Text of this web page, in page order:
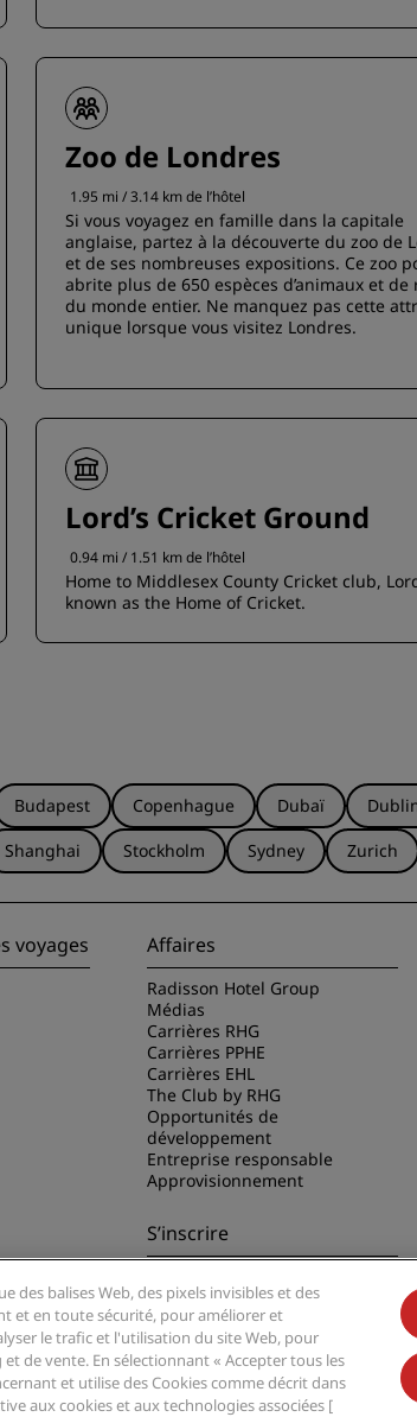
Zoo de Londres
1.95 mi / 3.14 km de l’hôtel
Si vous voyagez en famille dans la capitale
anglaise, partez à la découverte du zoo de
et de ses nombreuses expositions. Ce zoo
abrite plus de 650 espèces d’animaux et de
du monde entier. Ne manquez pas cette
unique lorsque vous visitez Londres.
Lord’s Cricket Ground
0.94 mi / 1.51 km de l’hôtel
Home to Middlesex County Cricket club,
known as the Home of Cricket.
Budapest Copenhague Dubaï
Shanghai Stockholm Sydney Zurich
voyages Affaires
Radisson Hotel Group
Médias
Carrières RHG
Carrières PPHE
Carrières EHL
The Club by RHG
Opportunités de
développement
Entreprise responsable
Approvisionnement
Hotels
S’inscrire
offres les plus populaires
des balises Web, des pixels invisibles et des
et en toute sécurité, pour améliorer et
le trafic et l'utilisation du site Web, pour
de vente. En sélectionnant « Accepter tous les
et utilise des Cookies comme décrit dans
aux cookies et aux technologies associées [